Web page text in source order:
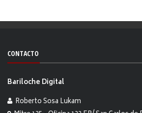
CONTACTO
Bariloche Digital
Roberto Sosa Lukam